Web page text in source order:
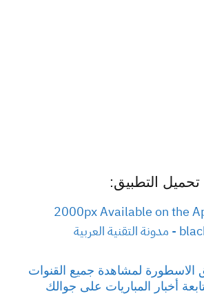
تحميل التطبيق:
الاسطورة لمشاهدة جميع القنوات
أخبار المباريات على جوالك